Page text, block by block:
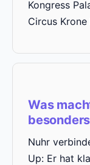
Kongress
Circus Krone
Was
Nuhr
Up: Er hat